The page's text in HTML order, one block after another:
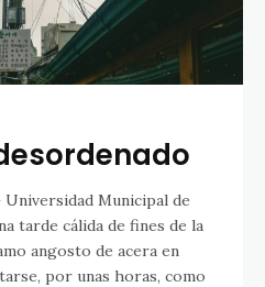
Universidad Municipal de
angosto de acera en
por unas horas, como